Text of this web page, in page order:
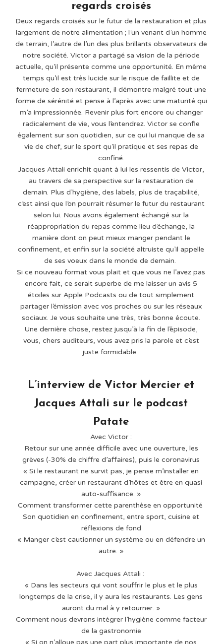
regards croisés
Deux regards croisés sur le futur de la restauration et plus
largement de notre alimentation ; l’un venant d’un homme
de terrain, l’autre de l’un des plus brillants observateurs de
notre société. Victor a partagé sa vision de la période
actuelle, qu’il présente comme une opportunité. En même
temps qu’il est très lucide sur le risque de faillite et de
fermeture de son restaurant, il démontre malgré tout une
forme de sérénité et pense à l’après avec une maturité qui
m’a impressionnée. Revenir plus fort encore ou changer
radicalement de vie, vous l’entendrez. Victor se confie
également sur son quotidien, sur ce qui lui manque de sa
vie de chef, sur le sport qu’il pratique et ses repas de
confiné.
Jacques Attali enrichit quant à lui les ressentis de Victor,
au travers de sa perspective sur la restauration de
demain. Plus d’hygiène, des labels, plus de traçabilité,
c’est ainsi que l’on pourrait résumer le futur du restaurant
selon lui. Nous avons également échangé sur la
réappropriation du repas comme lieu d’échange, la
manière dont on peut mieux manger pendant le
confinement, et enfin sur la société altruiste qu’il appelle
de ses voeux dans le monde de demain.
Si ce nouveau format vous plait et que vous ne l’avez pas
encore fait, ce serait superbe de me laisser un avis 5
étoiles sur Apple Podcasts ou de tout simplement
partager l’émission avec vos proches ou sur les réseaux
sociaux. Je vous souhaite une très, très bonne écoute.
Une dernière chose, restez jusqu’à la fin de l’épisode,
vous, chers auditeurs, vous avez pris la parole et c’est
juste formidable.
L’interview de Victor Mercier et
Jacques Attali sur le podcast
Patate
Avec Victor :⁠
Retour sur une année difficile avec une ouverture, les
grèves (-30% de chiffre d’affaires), puis le coronavirus⁠
« Si le restaurant ne survit pas, je pense m’installer en
campagne, créer un restaurant d’hôtes et être en quasi
auto-suffisance. »⁠
Comment transformer cette parenthèse en opportunité ⁠
Son quotidien en confinement, entre sport, cuisine et
réflexions de fond⁠
« Manger c’est cautionner un système ou en défendre un
autre. »⁠
Avec Jacques Attali : ⁠
« Dans les secteurs qui vont souffrir le plus et le plus
longtemps de la crise, il y aura les restaurants. Les gens
auront du mal à y retourner. »⁠
Comment nous devrons intégrer l’hygiène comme facteur
de la gastronomie